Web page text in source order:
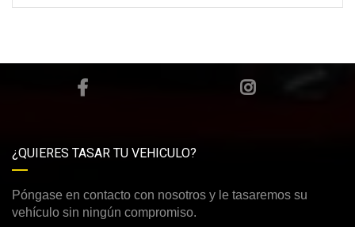
¿QUIERES TASAR TU VEHICULO?
Póngase en contacto con nosotros y le tasaremos su
vehículo sin ningún compromiso.